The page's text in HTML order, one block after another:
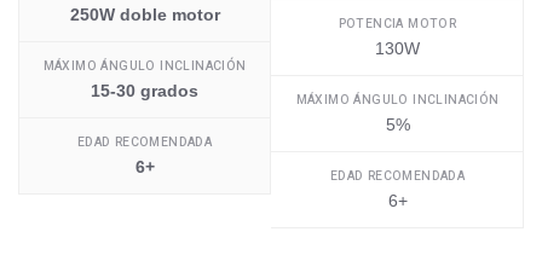
250W doble motor
MÁXIMO ÁNGULO INCLINACIÓN
15-30 grados
EDAD RECOMENDADA
6+
POTENCIA MOTOR
130W
MÁXIMO ÁNGULO INCLINACIÓN
5%
EDAD RECOMENDADA
6+